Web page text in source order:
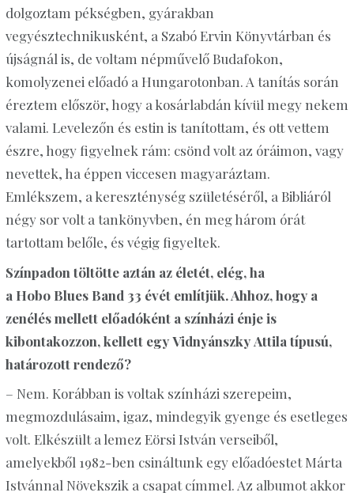
dolgoztam pékségben, gyárakban
vegyésztechnikusként, a Szabó Ervin Könyvtárban és
újságnál is, de voltam népművelő Budafokon,
komolyzenei előadó a Hungarotonban. A tanítás során
éreztem először, hogy a kosárlabdán kívül megy nekem
valami. Levelezőn és estin is tanítottam, és ott vettem
észre, hogy figyelnek rám: csönd volt az óráimon, vagy
nevettek, ha éppen viccesen magyaráztam.
Emlékszem, a kereszténység születéséről, a Bibliáról
négy sor volt a tankönyvben, én meg három órát
tartottam belőle, és végig figyeltek.
Színpadon töltötte aztán az életét, elég, ha
a HoboBlues Band 33 évét említjük. Ahhoz, hogy a
zenélés mellett előadóként a színházi énje is
kibontakozzon, kellett egyVidnyánszkyAttila típusú,
határozott rendező?
– Nem. Korábban is voltak színházi szerepeim,
megmozdulásaim, igaz, mindegyik gyenge és esetleges
volt. Elkészült a lemez Eörsi István verseiből,
amelyekből 1982-ben csináltunk egy előadóestet Márta
Istvánnal Növekszik a csapat címmel. Az albumot akkor